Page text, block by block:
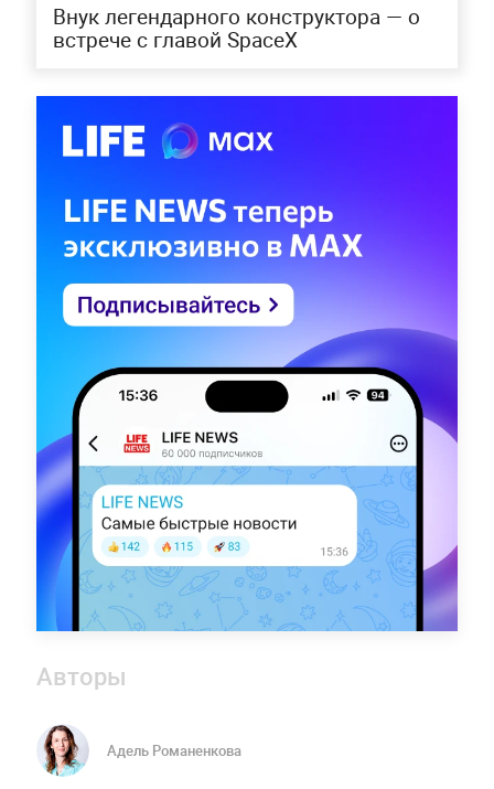
Внук легендарного конструктора — о
встрече с главой SpaceX
Авторы
Адель Романенкова